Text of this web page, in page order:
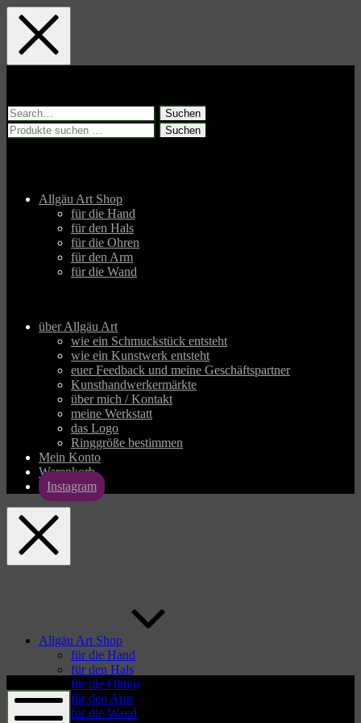
Skip
main
navigation
Skip
main
content
Skip
footer
Suchen
nach:
Suchen
Allgäu Art Shop
für die Hand
für den Hals
für die Ohren
für den Arm
für die Wand
über Allgäu Art
wie ein Schmuckstück entsteht
wie ein Kunstwerk entsteht
euer Feedback und meine Geschäftspartner
Kunsthandwerkermärkte
über mich / Kontakt
meine Werkstatt
das Logo
Ringgröße bestimmen
Mein Konto
Warenkorb
Instagram
Allgäu Art Shop
für die Hand
für den Hals
für die Ohren
für den Arm
für die Wand
art.com